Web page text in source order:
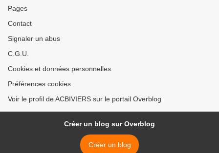
Pages
Contact
Signaler un abus
C.G.U.
Cookies et données personnelles
Préférences cookies
Voir le profil de ACBIVIERS sur le portail Overblog
Créer un blog sur Overblog
Créer un blog